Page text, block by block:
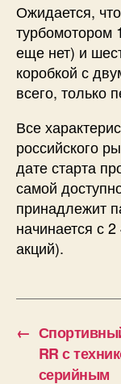
Ожидается,
еще нет) и
коробкой с
всего, только
Все
российского
дате старта
самой
принадлежит
начинается с
акций).
←
RR с
серийным